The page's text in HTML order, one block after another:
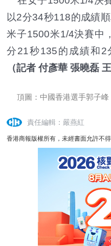
以2分34秒118的成績
米子1500米1/4決賽中
分21秒135的成績和2
（記者 付彥華 張曉磊 王
頂圖：中國香港選手郭子
責任編輯：嚴燕紅
香港商報版權所有，未經書面允許不得